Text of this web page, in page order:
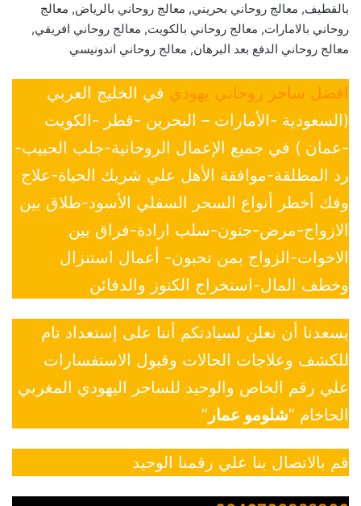
بالقطيف, معالج روحاني بحريني, معالج روحاني بالرياض, معالج
روحاني بالامارات, معالج روحاني بالكويت, معالج روحاني افريقي,
معالج روحاني الدفع بعد البرهان, معالج روحاني اندونيسي
افضل ساحر روحاني يهودي في الخليج العربي
(السعودية -الأمارات – البحرين -قطر -الكويت
-عمان ) في جميع الإعمال الروحانية-جلب الحبيب-
رد المطلقة-موافقة الأهل علي شريك الحياة-علاج
وفك أخطر أنواع السحر السفلي الأسود-طلاق بين
الازواج-مرض-جنون-سلب ارادة-فراق بين
الاخوات-الزواج بمن تحبون- أعمال استنزال
وخطف المال-استخراج الكنوز والدفائن
يسعدنا أن نعلن لسيادتكم أننا على إستعداد تام
للكشف وعلاجات الحالات وقبول الاستفسارات
علي رقم الخاص والوحيد للساحر اليهودي المغربي
الحاخام “شلومو عمار ”
قم بالاتصال بنا علي رقمنا الوحيد